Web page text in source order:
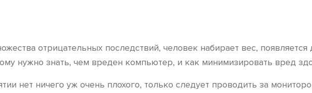
отрицательных последствий, человек набирает вес,
нужно знать, чем вреден компьютер, и как минимизировать вред
нет ничего уж очень плохого, только следует проводить за